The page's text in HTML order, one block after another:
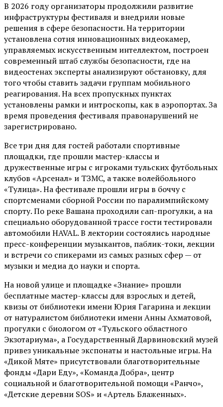
В 2026 году организаторы продолжили развитие
инфраструктуры фестиваля и внедрили новые
решения в сфере безопасности. На территории
установлена сотня инновационных видеокамер,
управляемых искусственным интеллектом, построен
современный штаб службы безопасности, где на
видеостенах эксперты анализируют обстановку, для
того чтобы ставить задачи группам мобильного
реагирования. На всех пропускных пунктах
установлены рамки и интроскопы, как в аэропортах. За
время проведения фестиваля правонарушений не
зарегистрировано.
Все три дня для гостей работали спортивные
площадки, где прошли мастер-классы и
дружественные игры с игроками тульских футбольных
клубов «Арсенал» и ТЗМС, а также волейбольного
«Тулица». На фестивале прошли игры в боччу с
спортсменами сборной России по паралимпийскому
спорту. По реке Вашана проходили сап-прогулки, а на
специально оборудованной трассе гости тестировали
автомобили HAVAL. В лектории состоялись народные
пресс-конференции музыкантов, паблик-токи, лекции
и встречи со спикерами из самых разных сфер — от
музыки и медиа до науки и спорта.
На новой улице и площадке «Знание» прошли
бесплатные мастер-классы для взрослых и детей,
квизы от библиотеки имени Юрия Гагарина и лекции
от натуралистом библиотеки имени Анны Ахматовой,
прогулки с биологом от «Тульского областного
Экзотариума», а Государственный Дарвиновский музей
привез уникальные экспонаты и настольные игры. На
«Дикой Мяте» присутствовали благотворительные
фонды «Дари Еду», «Команда Добра», центр
социальной и благотворительной помощи «Ранчо»,
«Детские деревни SOS» и «Артель Блаженных».